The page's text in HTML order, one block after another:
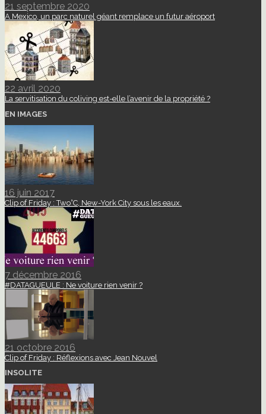
21 septembre 2020
A Mexico, un parc naturel géant remplace un futur aéroport
22 avril 2020
La servitisation du coliving est-elle l’avenir de la propriété ?
EN IMAGES
16 juin 2017
Clip of Friday : Two°C, New-York City sous les eaux.
7 décembre 2016
#DATAGUEULE : Ne voiture rien venir ?
21 octobre 2016
Clip of Friday : Réflexions avec Jean Nouvel
INSOLITE